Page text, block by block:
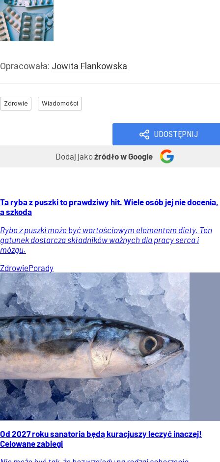
Opracowała: Jowita Flankowska
Zdrowie Wiadomości
UDOSTĘPNIJ
Dodaj jakoźródło w Google
Ta ryba z puszki to prawdziwy hit. Wiele osób jej nie docenia,
a szkoda
Ryba z puszki może być wartościowym elementem diety. Ten
gatunek dostarcza składników ważnych dla pracy serca i
mózgu.
ZdrowiePorady
Od 2027 roku sanatoria będą kuracjuszy leczyć inaczej!
Celowane zabiegi